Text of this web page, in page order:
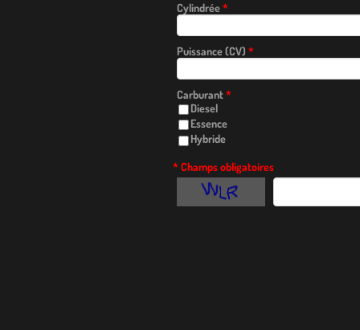
Cylindrée*
Puissance (CV) *
Carburant*
Diesel
Essence
Hybride
* Champs obligatoires